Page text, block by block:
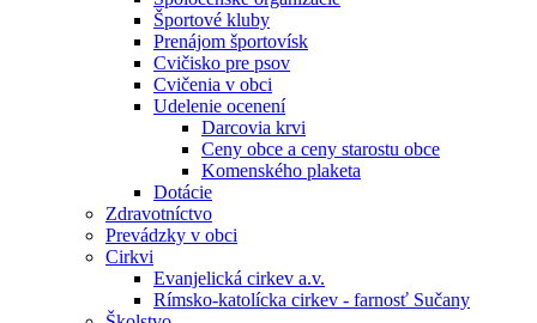
Športové kluby
Prenájom športovísk
Cvičisko pre psov
Cvičenia v obci
Udelenie ocenení
Darcovia krvi
Ceny obce a ceny starostu obce
Komenského plaketa
Dotácie
Zdravotníctvo
Prevádzky v obci
Cirkvi
Evanjelická cirkev a.v.
Rímsko-katolícka cirkev - farnosť Sučany